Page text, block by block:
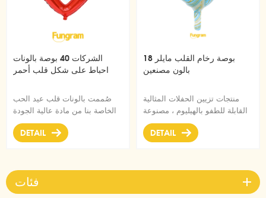
الشركات 40 بوصة بالونات
احباط على شكل قلب أحمر
صُممت بالونات قلب عيد الحب
الخاصة بنا من مادة عالية الجودة
من المستوى A ، متينة ، ورقائق
ألمنيوم فائقة اللمعان تحافظ على
الحب مثل عيد الحب.
DETAIL
18 بوصة رخام القلب مايلر
بالون مصنعين
منتجات تزيين الحفلات المثالية
القابلة للطفو بالهيليوم ، مصنوعة
من رقائق معدنية عالية الجودة
مقاس 18 بوصة مستلزمات بالون
DETAIL
فئات